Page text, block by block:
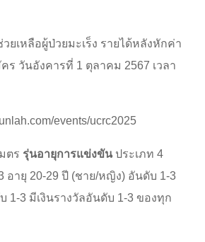
ยเหลือผู้ป่วยมะเร็ง รายได้หลังหักค่า
วันอังคารที่ 1 ตุลาคม 2567 เวลา
events/ucrc2025
ตร รุ่นอายุการแข่งขันประเภท 4
อายุ 20-29 ปี (ชาย/หญิง) อันดับ 1-3
1-3 มีเงินรางวัลอันดับ 1-3 ของทุก